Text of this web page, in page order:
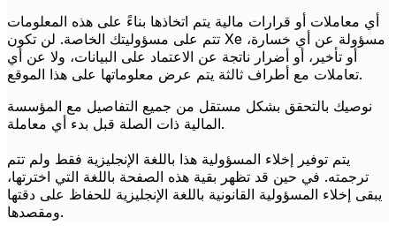
أي معاملات أو قرارات مالية يتم اتخاذها بناءً على هذه المعلومات
تتم على مسؤوليتك الخاصة. لن تكون Xe مسؤولة عن أي خسارة،
أو تأخير، أو أضرار ناتجة عن الاعتماد على البيانات، ولا عن أي
تعاملات مع أطراف ثالثة يتم عرض معلوماتها على هذا الموقع.
نوصيك بالتحقق بشكل مستقل من جميع التفاصيل مع المؤسسة
المالية ذات الصلة قبل بدء أي معاملة.
يتم توفير إخلاء المسؤولية هذا باللغة الإنجليزية فقط ولم تتم
ترجمته. في حين قد تظهر بقية هذه الصفحة باللغة التي اخترتها،
يبقى إخلاء المسؤولية القانونية باللغة الإنجليزية للحفاظ على دقتها
ومقصدها.